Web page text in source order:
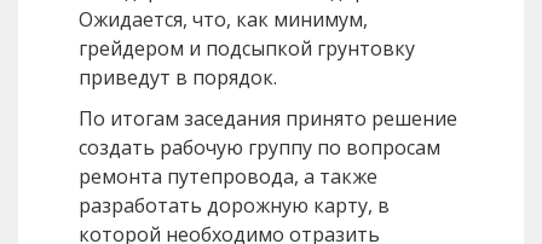
Ожидается, что, как минимум,
грейдером и подсыпкой грунтовку
приведут в порядок.
По итогам заседания принято решение
создать рабочую группу по вопросам
ремонта путепровода, а также
разработать дорожную карту, в
которой необходимо отразить